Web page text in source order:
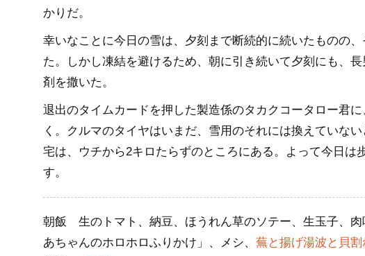
かりだ。
幸いなことに今日の雪は、夕刻まで断続的に続いたものの
た。しかし凍結を避けるため、朝に引き続いて夕刻にも、
剤を撒いた。
退出のタイムカードを押した製造係のタカクコータロー君
く。クルマのタイヤはいまだ、雪用のそれには換えていな
宅は、ウチから2キロたらずのところにある。よって今日は
す。
朝飯 生のトマト、納豆、ほうれん草のソテー、生玉子、肉
あちゃんのホロホロふりかけ」、メシ、 蕪と揚げ湯波と貝